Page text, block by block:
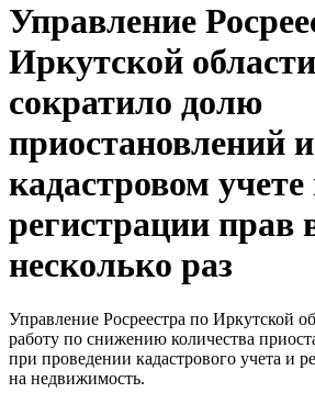
Управление
Иркутской области
сократило долю
приостановлений
кадастровом учете
регистрации прав
несколько раз
Управление Росреестра по Иркутской
работу по снижению количества
при проведении кадастрового учета и
на недвижимость.